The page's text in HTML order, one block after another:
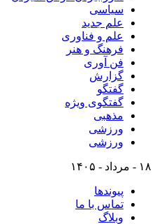
سیاسی
علم جدید
علم و فناوری
فرهنگ و هنر
فن آوری
گزارش
گفتگو
گفتگوی ویژه
مذهبی
ورزشی
ورزشی
۱۸ - مرداد - ۱۴۰۵
پیوندها
تماس با ما
وبلاگ